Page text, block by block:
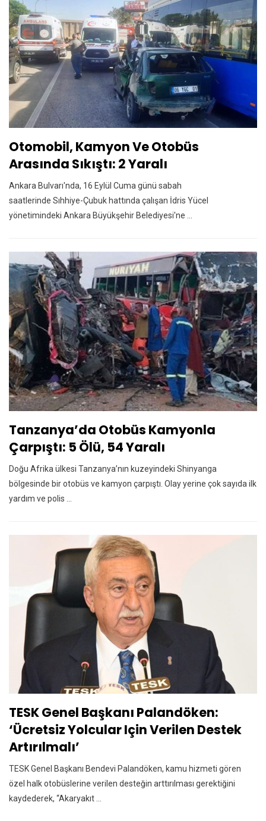
Otomobil, Kamyon Ve Otobüs
Arasında Sıkıştı: 2 Yaralı
Ankara Bulvarı'nda, 16 Eylül Cuma günü sabah
saatlerinde Sıhhiye-Çubuk hattında çalışan İdris Yücel
yönetimindeki Ankara Büyükşehir Belediyesi'ne ...
Tanzanya’da Otobüs Kamyonla
Çarpıştı: 5 Ölü, 54 Yaralı
Doğu Afrika ülkesi Tanzanya’nın kuzeyindeki Shinyanga
bölgesinde bir otobüs ve kamyon çarpıştı. Olay yerine çok sayıda ilk
yardım ve polis ...
TESK Genel Başkanı Palandöken:
‘Ücretsiz Yolcular Için Verilen Destek
Artırılmalı’
TESK Genel Başkanı Bendevi Palandöken, kamu hizmeti gören
özel halk otobüslerine verilen desteğin arttırılması gerektiğini
kaydederek, “Akaryakıt ...